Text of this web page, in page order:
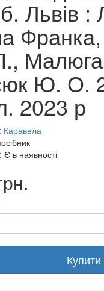
Львів :
Ю. О.
2023 р
Каравела
Є в наявності
Купити